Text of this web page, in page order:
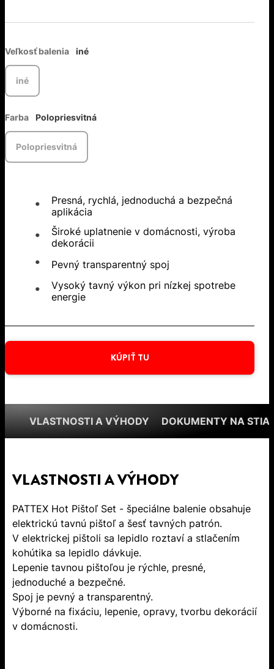
Veľkosť balenia iné
iné
Farba Polopriesvitná
Polopriesvitná
Presná, rychlá, jednoduchá a bezpečná
aplikácia
Široké uplatnenie v domácnosti, výroba
dekorácii
Pevný transparentný spoj
Vysoký tavný výkon pri nízkej spotrebe
energie
KÚPIŤ TU
VLASTNOSTI A VÝHODY DOKUMENTY NA
VLASTNOSTI A VÝHODY
PATTEX Hot Pištoľ Set - špeciálne balenie obsahuje
elektrickú tavnú pištoľ a šesť tavných patrón.
V elektrickej pištoli sa lepidlo roztaví a stlačením
kohútika sa lepidlo dávkuje.
Lepenie tavnou pištoľou je rýchle, presné,
jednoduché a bezpečné.
Spoj je pevný a transparentný.
Výborné na fixáciu, lepenie, opravy, tvorbu dekorácií
v domácnosti.